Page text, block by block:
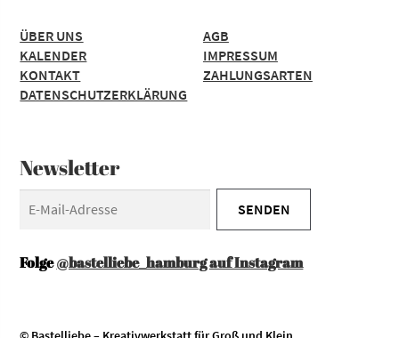
ÜBER UNS
KALENDER
KONTAKT
DATENSCHUTZERKLÄRUNG
AGB
IMPRESSUM
ZAHLUNGSARTEN
Newsletter
Folge@bastelliebe_hamburg auf Instagram